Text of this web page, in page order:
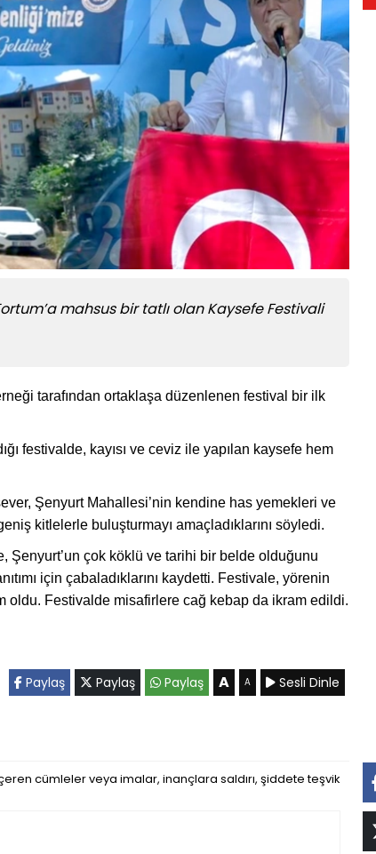
mahsus bir tatlı olan Kaysefe Festivali
tarafından ortaklaşa düzenlenen festival bir ilk
festivalde, kayısı ve ceviz ile yapılan kaysefe hem
Şenyurt Mahallesi’nin kendine has yemekleri ve
kitlelerle buluşturmayı amaçladıklarını söyledi.
Şenyurt’un çok köklü ve tarihi bir belde olduğunu
için çabaladıklarını kaydetti. Festivale, yörenin
oldu. Festivalde misafirlere cağ kebap da ikram edildi.
Paylaş Paylaş Paylaş A A Sesli Dinle
cümleler veya imalar, inançlara saldırı, şiddete teşvik